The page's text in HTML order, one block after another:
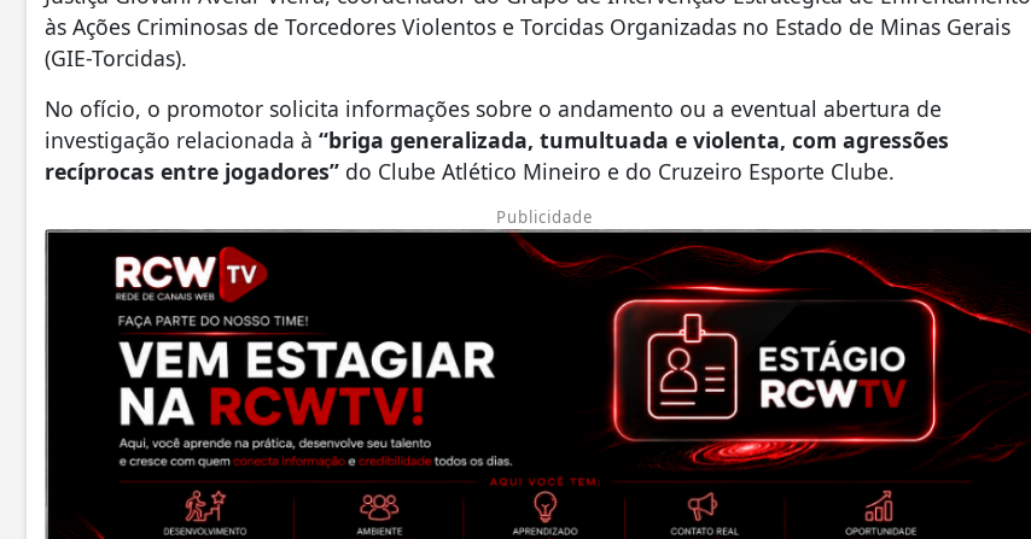
às Ações Criminosas de Torcedores Violentos e Torcidas Organizadas no Estado de Minas Gerais
(GIE-Torcidas).
No ofício, o promotor solicita informações sobre o andamento ou a eventual abertura de
investigação relacionada à “briga generalizada, tumultuada e violenta, com agressões
recíprocas entre jogadores” do Clube Atlético Mineiro e do Cruzeiro Esporte Clube.
Publicidade